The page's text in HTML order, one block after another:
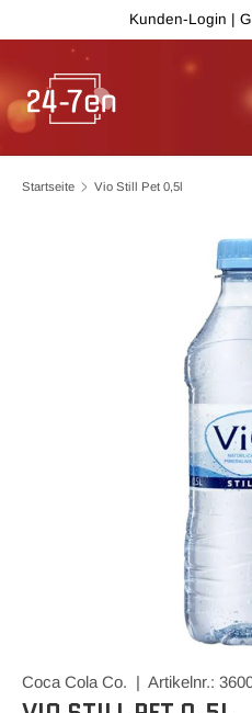
Direkt zum Inhalt
Kunden-Login |
Suchen
Art
Startseite Vio Still Pet 0,5l
Coca Cola Co. | Artikelnr.: